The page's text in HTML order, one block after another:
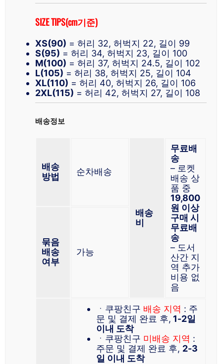
SIZE TIPS(cm기준)
XS(90) = 허리 32, 허벅지 22, 길이 99
S(95) = 허리 34, 허벅지 23, 길이 100
M(100) = 허리 37, 허벅지 24.5, 길이 102
L(105) = 허리 38, 허벅지 25, 길이 104
XL(110) = 허리 40, 허벅지 26, 길이 106
2XL(115) = 허리 42, 허벅지 27, 길이 108
배송정보
배송
방법
순차배송
배송
비
무료배
송
– 로켓
배송 상
품 중
19,800
원 이상
구매 시
무료배
송
– 도서
산간 지
역 추가
비용 없
음
묶음
배송
여부
가능
ㆍ쿠팡친구 배송 지역 : 주
문 및 결제 완료 후, 1-2일
이내 도착
ㆍ쿠팡친구 미배송 지역 :
주문 및 결제 완료 후, 2-3
일 이내 도착